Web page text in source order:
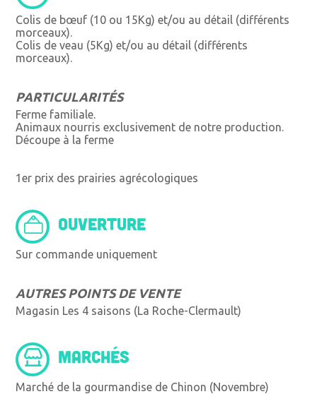
Colis de bœuf (10 ou 15Kg) et/ou au détail (différents
morceaux).
Colis de veau (5Kg) et/ou au détail (différents
morceaux).
PARTICULARITÉS
Ferme familiale.
Animaux nourris exclusivement de notre production.
Découpe à la ferme
1er prix des prairies agrécologiques
OUVERTURE
Sur commande uniquement
AUTRES POINTS DE VENTE
Magasin Les 4 saisons (La Roche-Clermault)
MARCHÉS
Marché de la gourmandise de Chinon (Novembre)